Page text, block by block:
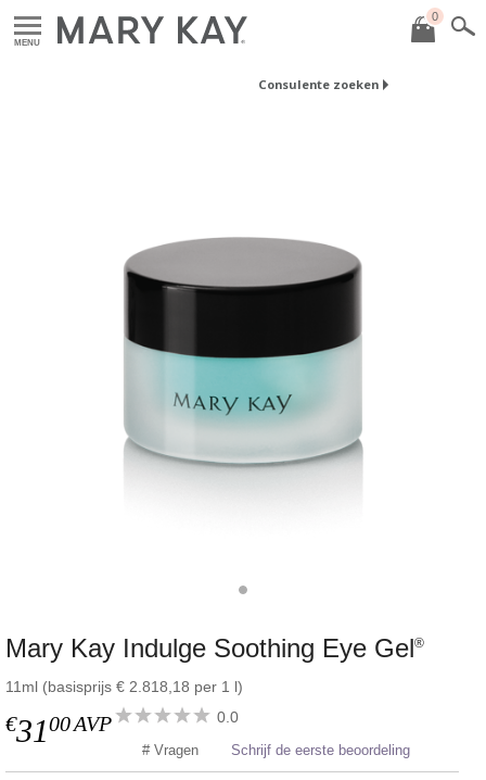
MENU
0
Consulente zoeken
Mary Kay Indulge Soothing Eye Gel®
11ml (basisprijs € 2.818,18 per 1 l)
€3100AVP 0.0
# Vragen Schrijf de eerste beoordeling